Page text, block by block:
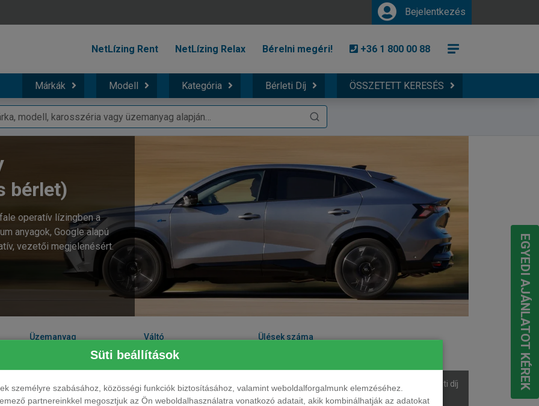
Süti beállítások
személyre szabásához, közösségi funkciók biztosításához, valamint weboldalforgalmunk elemzéséhez.
partnereinkkel megosztjuk az Ön weboldalhasználatra vonatkozó adatait, akik kombinálhatják az adatokat
Bejelentkezés
NetLízing Rent NetLízing Relax Bérelni megéri! +36 1 800 00 88
Márkák Modell Kategória Bérleti Díj ÖSSZETETT KERESÉS
bérlet)
operatív lízingben a
anyagok, Google alapú
vezetői megjelenésért.
Üzemanyag Váltó Ülések száma
Teljesítmény Üzemanyag Váltó
Ülések
száma
Listaár Bérleti díj EGYEDI AJÁNLATOT KÉREK